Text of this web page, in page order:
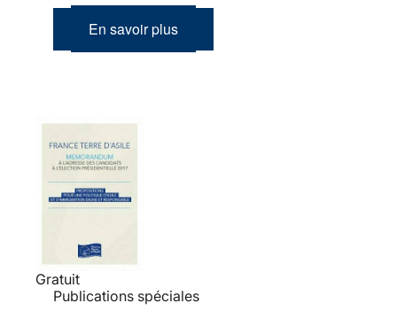
En savoir plus
Gratuit
Publications spéciales